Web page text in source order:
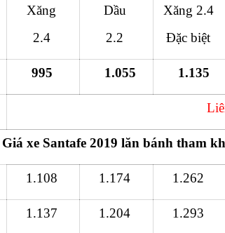
Xăng
2.4
Dầu
2.2
Xăng 2.4
Đặc biệt
995 1.055 1.135
Giá xe Santafe 2019 lăn bánh tham
1.108 1.174 1.262
1.137 1.204 1.293